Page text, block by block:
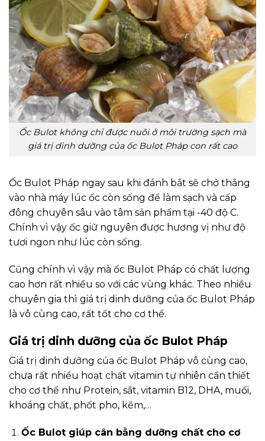
Ốc Bulot không chỉ được nuôi ở môi trường sạch mà
giá trị dinh dưỡng của ốc Bulot Pháp con rất cao
Ốc Bulot Pháp ngay sau khi đánh bắt sẽ chở thẳng
vào nhà máy lúc ốc còn sống để làm sạch và cấp
đông chuyên sâu vào tâm sản phẩm tại -40 độ C.
Chính vì vậy ốc giữ nguyên được hương vị như độ
tươi ngon như lúc còn sống.
Cũng chính vì vậy mà ốc Bulot Pháp có chất lượng
cao hơn rất nhiều so với các vùng khác. Theo nhiều
chuyên gia thì giá trị dinh dưỡng của ốc Bulot Pháp
là vô cùng cao, rất tốt cho cơ thể.
Giá trị dinh dưỡng của ốc Bulot Pháp
Giá trị dinh dưỡng của ốc Bulot Pháp vô cùng cao,
chưa rất nhiều hoạt chất vitamin tự nhiên cần thiết
cho cơ thể như Protein, sắt, vitamin B12, DHA, muối,
khoáng chất, phốt pho, kẽm,…
Ốc Bulot giúp cân bằng dưỡng chất cho cơ